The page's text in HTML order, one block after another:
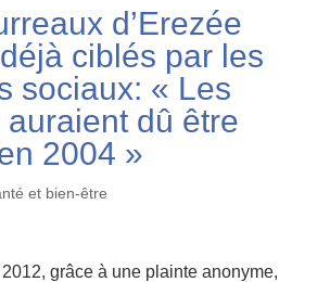
d’Erezée
ciblés par les
sociaux: « Les
auraient dû être
2004 »
et bien-être
grâce à une plainte anonyme,